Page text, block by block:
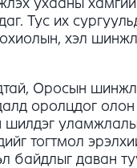
Тус их
хэл
Оросын
оролцдог
шилдэг
тогтмол
байдлыг даван